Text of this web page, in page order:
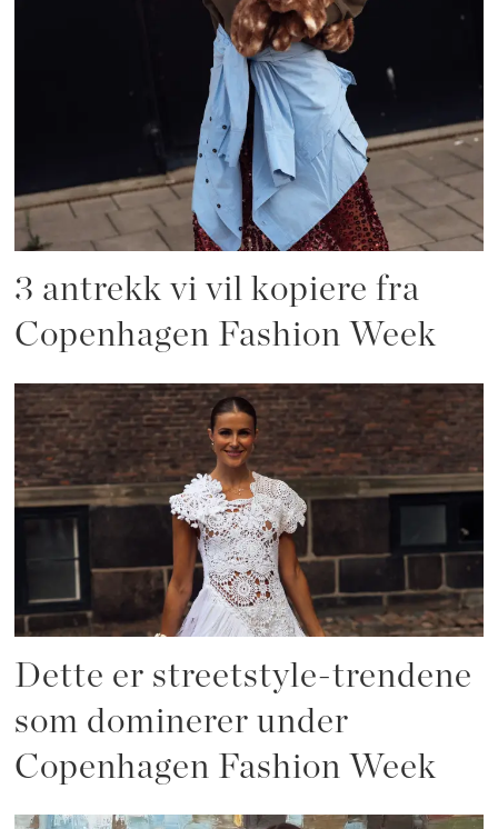
3 antrekk vi vil kopiere fra
Copenhagen Fashion Week
Dette er streetstyle-trendene
som dominerer under
Copenhagen Fashion Week